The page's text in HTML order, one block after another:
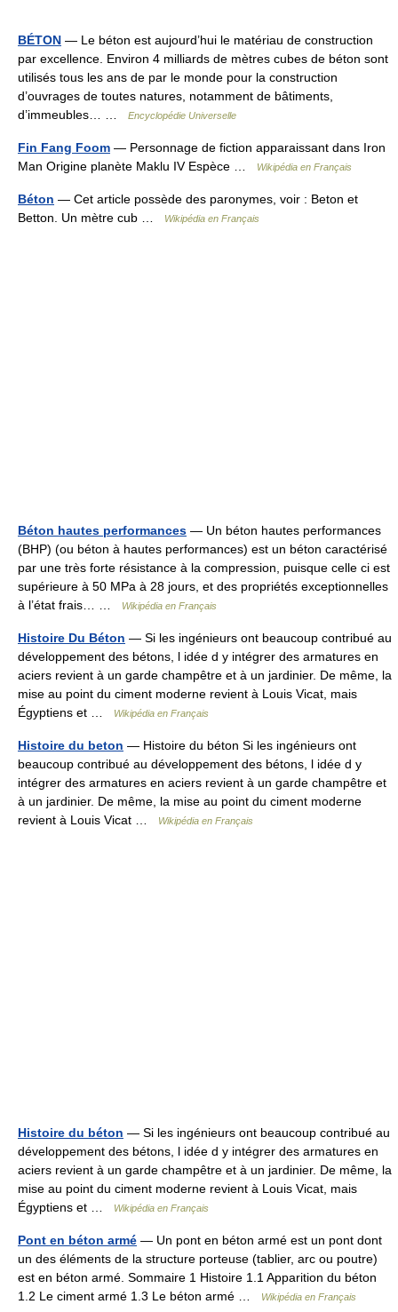
BÉTON — Le béton est aujourd’hui le matériau de construction
par excellence. Environ 4 milliards de mètres cubes de béton sont
utilisés tous les ans de par le monde pour la construction
d’ouvrages de toutes natures, notamment de bâtiments,
d’immeubles… …
Encyclopédie Universelle
Fin Fang Foom — Personnage de fiction apparaissant dans Iron
Man Origine planète Maklu IV Espèce …
Wikipédia en Français
Béton — Cet article possède des paronymes, voir : Beton et
Betton. Un mètre cub …
Wikipédia en Français
Béton hautes performances — Un béton hautes performances
(BHP) (ou béton à hautes performances) est un béton caractérisé
par une très forte résistance à la compression, puisque celle ci est
supérieure à 50 MPa à 28 jours, et des propriétés exceptionnelles
à l’état frais… …
Wikipédia en Français
Histoire Du Béton — Si les ingénieurs ont beaucoup contribué au
développement des bétons, l idée d y intégrer des armatures en
aciers revient à un garde champêtre et à un jardinier. De même, la
mise au point du ciment moderne revient à Louis Vicat, mais
Égyptiens et …
Wikipédia en Français
Histoire du beton — Histoire du béton Si les ingénieurs ont
beaucoup contribué au développement des bétons, l idée d y
intégrer des armatures en aciers revient à un garde champêtre et
à un jardinier. De même, la mise au point du ciment moderne
revient à Louis Vicat …
Wikipédia en Français
Histoire du béton — Si les ingénieurs ont beaucoup contribué au
développement des bétons, l idée d y intégrer des armatures en
aciers revient à un garde champêtre et à un jardinier. De même, la
mise au point du ciment moderne revient à Louis Vicat, mais
Égyptiens et …
Wikipédia en Français
Pont en béton armé — Un pont en béton armé est un pont dont
un des éléments de la structure porteuse (tablier, arc ou poutre)
est en béton armé. Sommaire 1 Histoire 1.1 Apparition du béton
1.2 Le ciment armé 1.3 Le béton armé …
Wikipédia en Français